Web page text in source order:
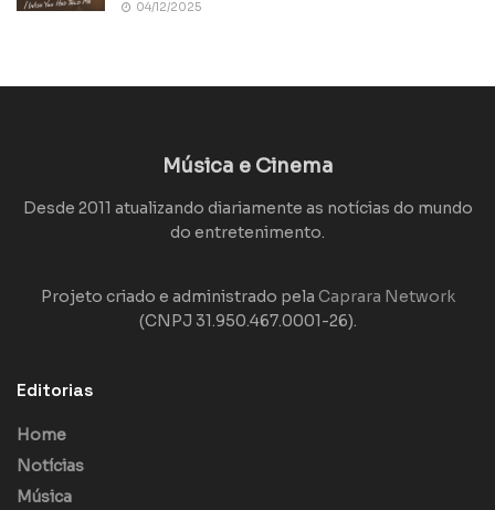
04/12/2025
Música e Cinema
Desde 2011 atualizando diariamente as notícias do mundo
do entretenimento.
Projeto criado e administrado pela Caprara Network
(CNPJ 31.950.467.0001-26).
Editorias
Home
Notícias
Música